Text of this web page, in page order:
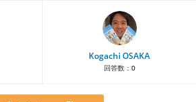
Kogachi OSAKA
回答数： 0